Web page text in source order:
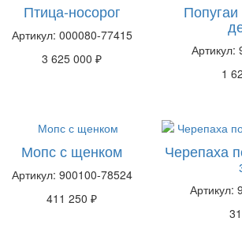
Птица-носорог
Артикул: 000080-77415
3 625 000 ₽
Артикул:
1
Мопс с щенком
Артикул: 900100-78524
411 250 ₽
Черепаха
Артикул: